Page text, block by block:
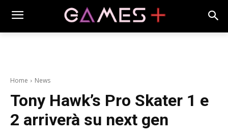
Home News
Tony Hawk’s Pro Skater 1 e
2 arriverà su next gen